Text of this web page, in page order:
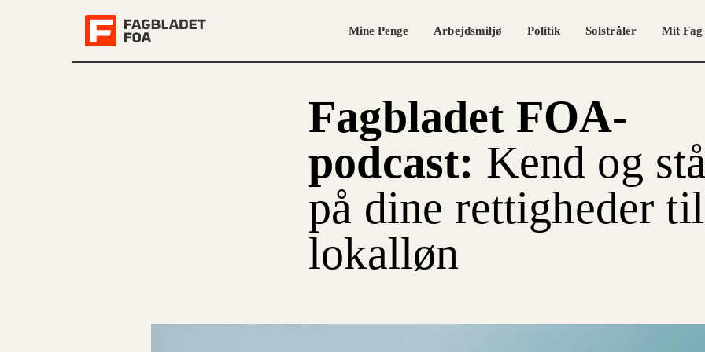
Mine Penge Arbejdsmiljø Politik Solstråler Mit Fag
Fagbladet FOA-
podcast: Kend og
på dine rettigheder til
lokalløn